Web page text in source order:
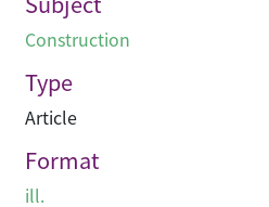
Construction
Type
Article
Format
ill.